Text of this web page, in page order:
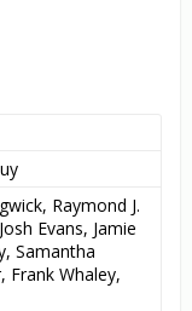
Raymond J.
Evans, Jamie
Samantha
Frank Whaley,